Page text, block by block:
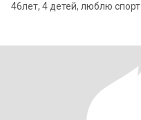
46лет, 4 детей, люблю спорт.